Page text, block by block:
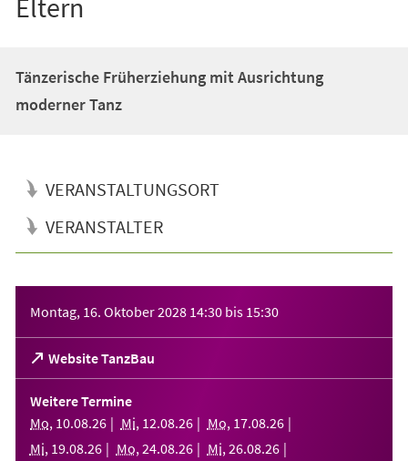
Tänzerische Früherziehung mit Ausrichtung
moderner Tanz
VERANSTALTUNGSORT
VERANSTALTER
Montag, 16. Oktober 2028 14:30 bis 15:30
Website TanzBau
(Öffnet
in
einem
neuen
Tab)
Weitere Termine
Mo, 10.08.26 Mi, 12.08.26 Mo, 17.08.26
Mi, 19.08.26 Mo, 24.08.26 Mi, 26.08.26